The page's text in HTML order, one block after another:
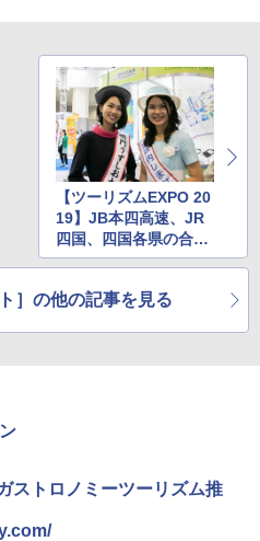
歩き方 チェコ ポーランド スロヴ
～2027 地球の歩き方A ヨーロッ
き方 島旅 利尻 礼文 天売島 焼尻
(パイクスピーク) 着替えテン
シー テント 【中が透けない】 1
たみ 防災グッズ 災害用トイレ ビ
ック ポップアップテント 携帯 簡
ント (オリーブ)
ズコレクション 山善] 傘みたいに
パッとサッとテント ブラックコ
フルクローズ メッシュ 3-4人用
) PATC-150B(EB)
パッとサッとテント キューブワ
クコーティング フルクローズ メ
用 簡単設置 ポップアップテント P
エクルベージュ
2個セット (2個セット)
レー 熊よけスプレー 熊スプレー
販売】超強力クマ対策スプレー 30
噴射30秒）110ml（連続噴射15
10m 安全ロック搭載 携帯収納袋
マ・イノシシ対策 自治体・教育機
績 登山・キャンプ・アウトドア・
高精度 超長距離照射 長時間使用
ック付き 高安全性 金属製耐久 コ
機能設計 持ち運び便利 アウトド
/教育現場/展示会用 緑
【ツーリズムEXPO 20
19】JB本四高速、JR
四国、四国各県の合同
ブースでは、「うどん
たるくん」がグリーテ
］の他の記事を見る
ストロノミーツーリズム推